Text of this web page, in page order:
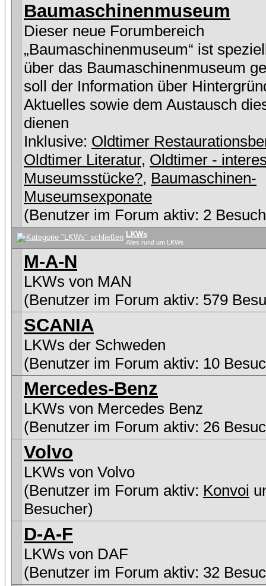
Baumaschinenmuseum
Dieser neue Forumbereich
„Baumaschinenmuseum“ ist
über das Baumaschinenmuseum
soll der Information über
Aktuelles sowie dem Austausch
dienen
Inklusive: Oldtimer
Oldtimer Literatur, Oldtimer -
Museumsstücke?, Baumaschinen-
Museumsexponate
(Benutzer im Forum aktiv: 2
LKWs
Alles rund um LKWs
M-A-N
LKWs von MAN
(Benutzer im Forum aktiv: 579
SCANIA
LKWs der Schweden
(Benutzer im Forum aktiv: 10
Mercedes-Benz
LKWs von Mercedes Benz
(Benutzer im Forum aktiv: 26
Volvo
LKWs von Volvo
(Benutzer im Forum aktiv: Konvoi
Besucher)
D-A-F
LKWs von DAF
(Benutzer im Forum aktiv: 32